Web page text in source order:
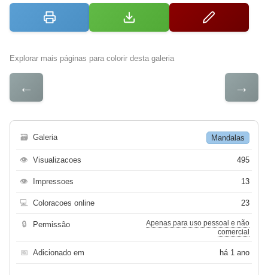
Explorar mais páginas para colorir desta galeria
← →
🗃 Galeria Mandalas
👁 Visualizacoes 495
👁 Impressoes 13
💻 Coloracoes online 23
🔒 Permissão
Apenas para uso pessoal e não
comercial
📅 Adicionado em há 1 ano